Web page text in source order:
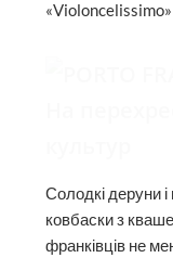
Солодкі деруни
ковбаски з
франківців не